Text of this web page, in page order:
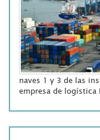
naves 1 y 3 de las
empresa de logística